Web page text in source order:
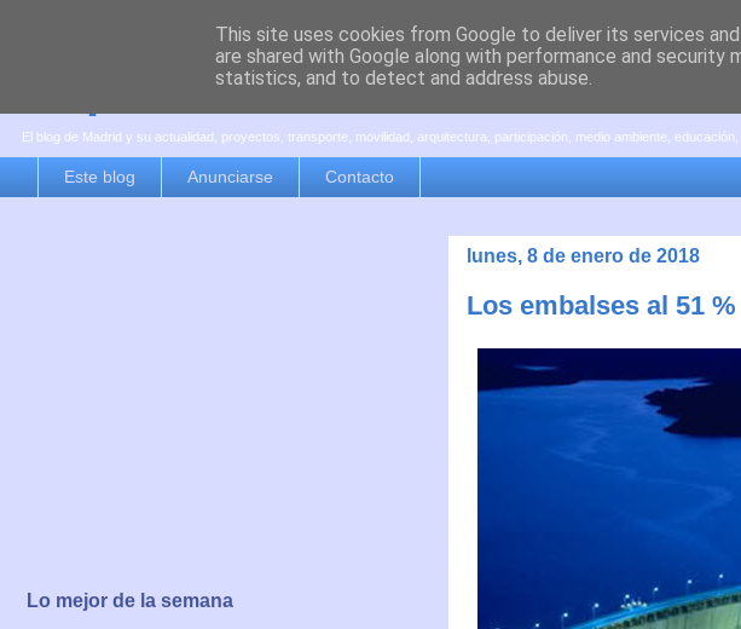
es por madrid
El blog de Madrid y su actualidad, proyectos, transporte, movilidad, arquitectura, participación, medio ambiente, educación,
Este blog Anunciarse Contacto
lunes, 8 de enero de 2018
Los embalses al 51
Lo mejor de la semana
This site uses cookies from Google to deliver its services
are shared with Google along with performance and
statistics, and to detect and address abuse.